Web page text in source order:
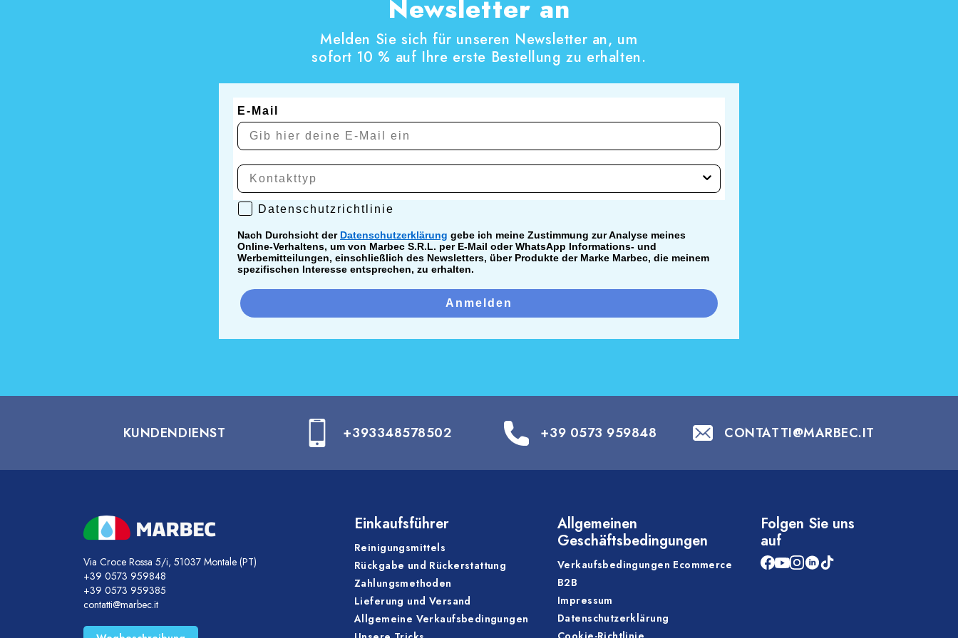
Newsletter an
Melden Sie sich für unseren Newsletter an, um
sofort 10 % auf Ihre erste Bestellung zu erhalten.
E-Mail
Datenschutzrichtlinie
Datenschutzrichtlinie
Nach Durchsicht der Datenschutzerklärung gebe ich meine Zustimmung zur Analyse meines
Online-Verhaltens, um von Marbec S.R.L. per E-Mail oder WhatsApp Informations- und
Werbemitteilungen, einschließlich des Newsletters, über Produkte der Marke Marbec, die meinem
spezifischen Interesse entsprechen, zu erhalten.
Anmelden
KUNDENDIENST +393348578502 +39 0573 959848 CONTATTI@MARBEC.IT
Via Croce Rossa 5/i, 51037 Montale (PT)
+39 0573 959848
+39 0573 959385
contatti@marbec.it
Einkaufsführer
Reinigungsmittels
Rückgabe und Rückerstattung
Zahlungsmethoden
Lieferung und Versand
Allgemeine Verkaufsbedingungen
Allgemeinen
Geschäftsbedingungen
Verkaufsbedingungen Ecommerce
B2B
Impressum
Datenschutzerklärung
Folgen Sie uns
auf